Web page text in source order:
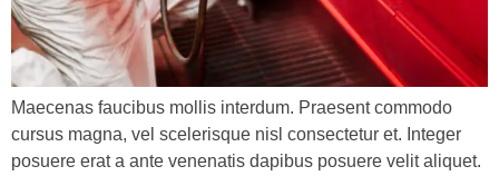
Maecenas faucibus mollis interdum. Praesent commodo
cursus magna, vel scelerisque nisl consectetur et. Integer
posuere erat a ante venenatis dapibus posuere velit aliquet.